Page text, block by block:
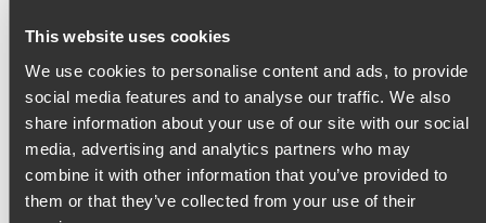
This website uses cookies
We use cookies to personalise content and ads, to provide
social media features and to analyse our traffic. We also
share information about your use of our site with our social
media, advertising and analytics partners who may
combine it with other information that you’ve provided to
them or that they’ve collected from your use of their